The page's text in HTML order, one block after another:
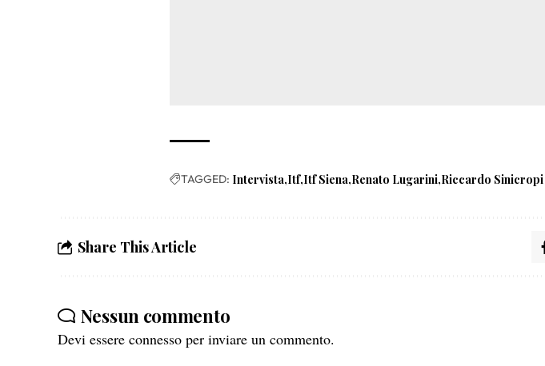
TAGGED: Intervista Itf Itf Siena Renato Lugarini Riccardo Sinicropi
Share This Article
Nessun commento
Devi essere connesso per inviare un commento.